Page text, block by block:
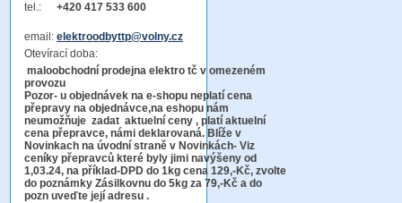
tel.: +420 417 533 600
email: elektroodbyttp@volny.cz
Otevírací doba:
maloobchodní prodejna elektro tč v omezeném
provozu
Pozor- u objednávek na e-shopu neplatí cena
přepravy na objednávce,na eshopu nám
neumožňuje zadat aktuelní ceny , platí aktuelní
cena přepravce, námi deklarovaná. Blíže v
Novinkach na úvodní straně v Novinkách- Viz
ceníky přepravců které byly jimi navýšeny od
1,03.24, na příklad-DPD do 1kg cena 129,-Kč, zvolte
do poznámky Zásilkovnu do 5kg za 79,-Kč a do
pozn uveďte její adresu .